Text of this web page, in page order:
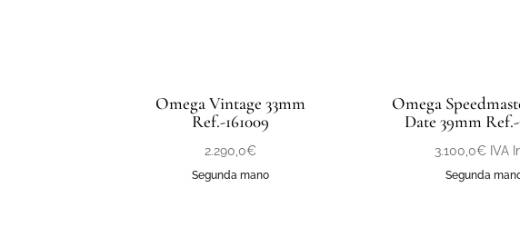
Omega Vintage 33mm
Ref.-161009
2.290,0€
Segunda mano
Omega
Date 39mm Ref.-
3.100,0€ IVA
Segunda